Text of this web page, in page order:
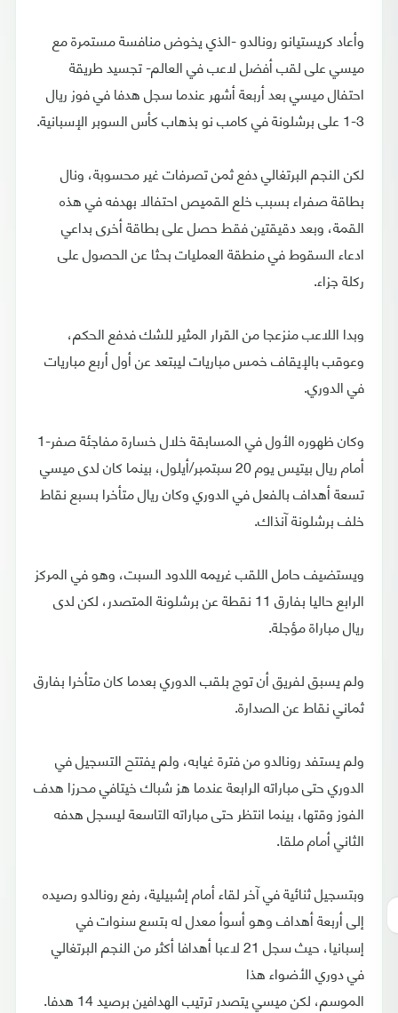
وأعاد كريستيانو رونالدو -الذي يخوض منافسة مستمرة مع
ميسي على لقب أفضل لاعب في العالم- تجسيد طريقة
احتفال ميسي بعد أربعة أشهر عندما سجل هدفا في فوز ريال
3-1 على برشلونة في كامب نو بذهاب كأس السوبر الإسبانية.
لكن النجم البرتغالي دفع ثمن تصرفات غير محسوبة، ونال
بطاقة صفراء بسبب خلع القميص احتفالا بهدفه في هذه
القمة، وبعد دقيقتين فقط حصل على بطاقة أخرى بداعي
ادعاء السقوط في منطقة العمليات بحثا عن الحصول على
ركلة جزاء.
وبدا اللاعب منزعجا من القرار المثير للشك فدفع الحكم،
وعوقب بالإيقاف خمس مباريات ليبتعد عن أول أربع مباريات
في الدوري.
وكان ظهوره الأول في المسابقة خلال خسارة مفاجئة صفر-1
أمام ريال بيتيس يوم 20 سبتمبر/أيلول، بينما كان لدى ميسي
تسعة أهداف بالفعل في الدوري وكان ريال متأخرا بسبع نقاط
خلف برشلونة آنذاك.
ويستضيف حامل اللقب غريمه اللدود السبت، وهو في المركز
الرابع حاليا بفارق 11 نقطة عن برشلونة المتصدر، لكن لدى
ريال مباراة مؤجلة.
ولم يسبق لفريق أن توج بلقب الدوري بعدما كان متأخرا بفارق
ثماني نقاط عن الصدارة.
ولم يستفد رونالدو من فترة غيابه، ولم يفتتح التسجيل في
الدوري حتى مباراته الرابعة عندما هز شباك خيتافي محرزا هدف
الفوز وقتها، بينما انتظر حتى مباراته التاسعة ليسجل هدفه
الثاني أمام ملقا.
وبتسجيل ثنائية في آخر لقاء أمام إشبيلية، رفع رونالدو رصيده
إلى أربعة أهداف وهو أسوأ معدل له بتسع سنوات في
إسبانيا، حيث سجل 21 لاعبا أهدافا أكثر من النجم البرتغالي
في دوري الأضواء هذا
الموسم، لكن ميسي يتصدر ترتيب الهدافين برصيد 14 هدفا.